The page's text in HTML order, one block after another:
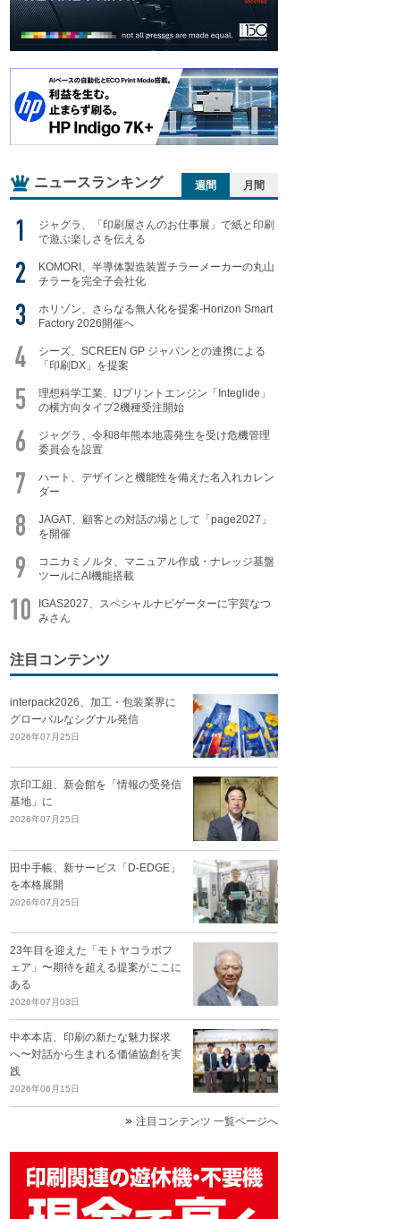
ニュースランキング 週間 月間
ジャグラ、「印刷屋さんのお仕事展」で紙と印刷
で遊ぶ楽しさを伝える
KOMORI、半導体製造装置チラーメーカーの丸山
チラーを完全子会社化
ホリゾン、さらなる無人化を提案-Horizon Smart
Factory 2026開催へ
シーズ、SCREEN GP ジャパンとの連携による
「印刷DX」を提案
理想科学工業、IJプリントエンジン「Integlide」
の横方向タイプ2機種受注開始
ジャグラ、令和8年熊本地震発生を受け危機管理
委員会を設置
ハート、デザインと機能性を備えた名入れカレン
ダー
JAGAT、顧客との対話の場として「page2027」
を開催
コニカミノルタ、マニュアル作成・ナレッジ基盤
ツールにAI機能搭載
IGAS2027、スペシャルナビゲーターに宇賀なつ
みさん
注目コンテンツ
interpack2026、加工・包装業界に
グローバルなシグナル発信
2026年07月25日
京印工組、新会館を「情報の受発信
基地」に
2026年07月25日
田中手帳、新サービス「D-EDGE」
を本格展開
2026年07月25日
23年目を迎えた「モトヤコラボフ
ェア」〜期待を超える提案がここに
ある
2026年07月03日
中本本店、印刷の新たな魅力探求
へ〜対話から生まれる価値協創を実
践
2026年06月15日
注目コンテンツ 一覧ページへ